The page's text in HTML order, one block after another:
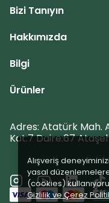
Alışveriş
yasal
(cookies)
Gizlilik ve Çerez
Bizi Tanıyın
Hakkımızda
Bilgi
Ürünler
Adres: Atatürk Mah.
Kat:7 Daire:67